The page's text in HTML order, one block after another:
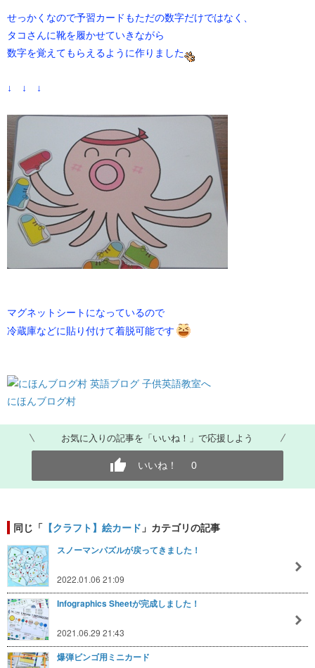
せっかくなので予習カードもただの数字だけではなく、
タコさんに靴を履かせていきながら
数字を覚えてもらえるように作りました
↓ ↓ ↓
マグネットシートになっているので
冷蔵庫などに貼り付けて着脱可能です
にほんブログ村
お気に入りの記事を「いいね！」で応援しよう
いいね！ 0
同じ「 【クラフト】絵カード 」カテゴリの記事
スノーマンパズルが戻ってきました！
2022.01.06 21:09
Infographics Sheetが完成しました！
2021.06.29 21:43
爆弾ビンゴ用ミニカード